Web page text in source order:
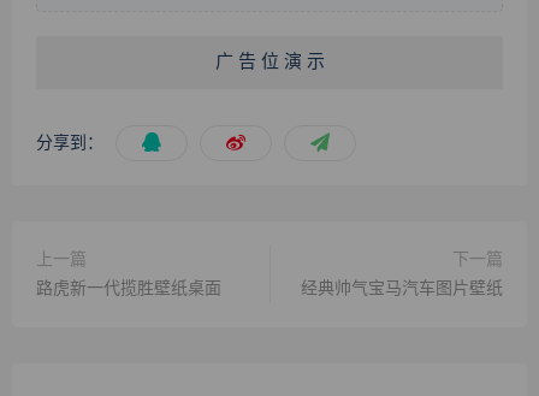
广 告 位 演 示
分享到：
上一篇
路虎新一代揽胜壁纸桌面
下一篇
经典帅气宝马汽车图片壁纸